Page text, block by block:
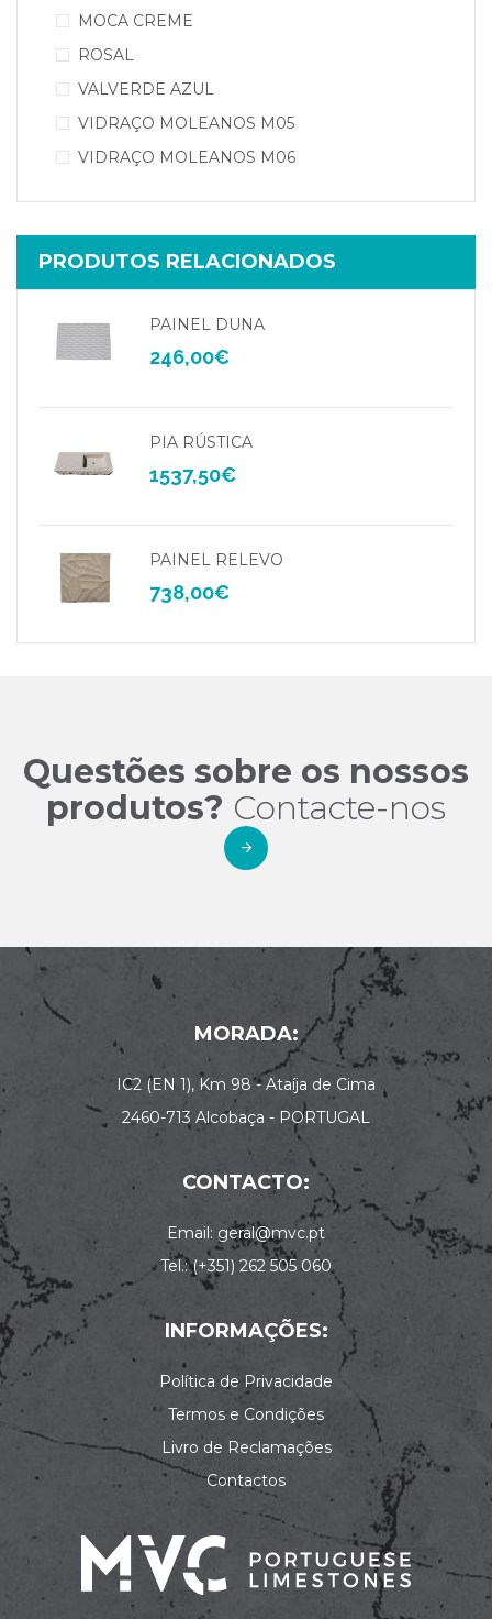
MOCA CREME
ROSAL
VALVERDE AZUL
VIDRAÇO MOLEANOS M05
VIDRAÇO MOLEANOS M06
PRODUTOS RELACIONADOS
PAINEL DUNA
246,00€
PIA RÚSTICA
1537,50€
PAINEL RELEVO
738,00€
Questões sobre os nossos
produtos? Contacte-nos
MORADA:
IC2 (EN 1), Km 98 - Ataíja de Cima
2460-713 Alcobaça - PORTUGAL
CONTACTO:
Email: geral@mvc.pt
Tel.: (+351) 262 505 060
INFORMAÇÕES:
Política de Privacidade
Termos e Condições
Livro de Reclamações
Contactos